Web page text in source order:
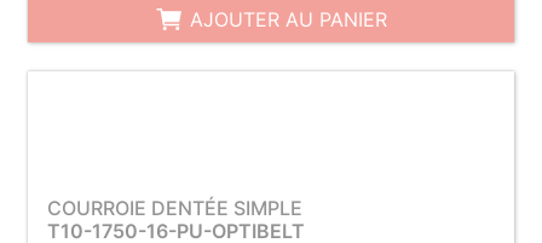
AJOUTER AU PANIER
COURROIE DENTÉE SIMPLE
T10-1750-16-PU-OPTIBELT